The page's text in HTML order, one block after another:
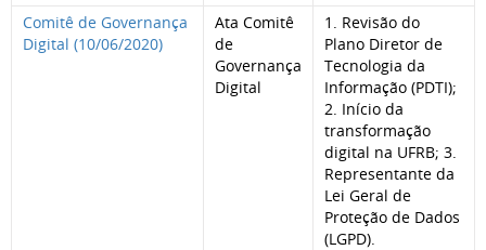
Comitê de Governança
Digital (10/06/2020)
Ata Comitê
de
Governança
Digital
1. Revisão do
Plano Diretor de
Tecnologia da
Informação (PDTI);
2. Início da
transformação
digital na UFRB; 3.
Representante da
Lei Geral de
Proteção de Dados
(LGPD).